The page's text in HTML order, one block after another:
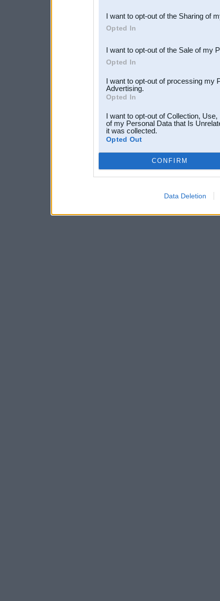
Downstream Participants
third parties.
I want to opt-out of the Sharing of
Opted In
I want to opt-out of the Sale of my
Opted In
I want to opt-out of processing my
Advertising.
Opted In
I want to opt-out of Collection,
of my Personal Data that Is
it was collected.
Opted Out
CONFIRM
Data Deletion